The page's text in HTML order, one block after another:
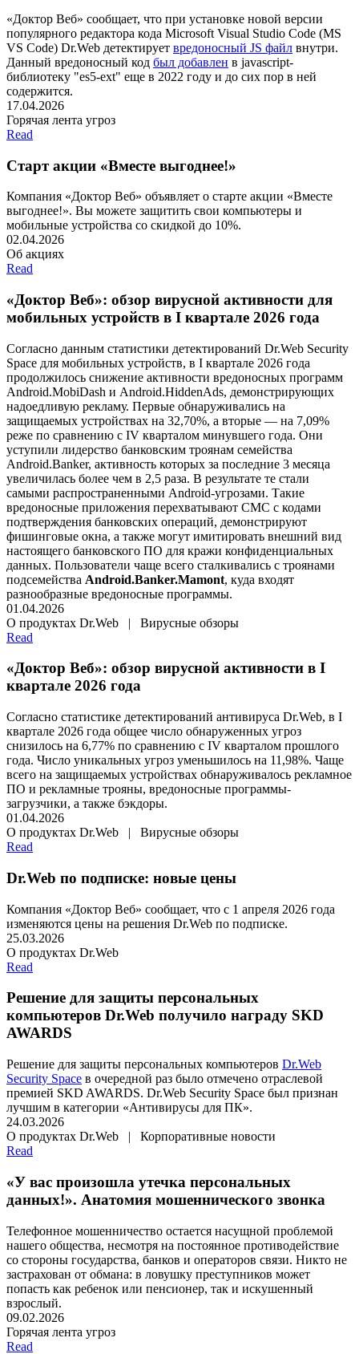
«Доктор Веб» сообщает, что при установке новой версии
популярного редактора кода Microsoft Visual Studio Code (MS
VS Code) Dr.Web детектирует вредоносный JS файл внутри.
Данный вредоносный код был добавлен в javascript-
библиотеку "es5-ext" еще в 2022 году и до сих пор в ней
содержится.
17.04.2026
Горячая лента угроз
Read
Старт акции «Вместе выгоднее!»
Компания «Доктор Веб» объявляет о старте акции «Вместе
выгоднее!». Вы можете защитить свои компьютеры и
мобильные устройства со скидкой до 10%.
02.04.2026
Об акциях
Read
«Доктор Веб»: обзор вирусной активности для
мобильных устройств в I квартале 2026 года
Согласно данным статистики детектирований Dr.Web Security
Space для мобильных устройств, в I квартале 2026 года
продолжилось снижение активности вредоносных программ
Android.MobiDash и Android.HiddenAds, демонстрирующих
надоедливую рекламу. Первые обнаруживались на
защищаемых устройствах на 32,70%, а вторые — на 7,09%
реже по сравнению с IV кварталом минувшего года. Они
уступили лидерство банковским троянам семейства
Android.Banker, активность которых за последние 3 месяца
увеличилась более чем в 2,5 раза. В результате те стали
самыми распространенными Android-угрозами. Такие
вредоносные приложения перехватывают СМС с кодами
подтверждения банковских операций, демонстрируют
фишинговые окна, а также могут имитировать внешний вид
настоящего банковского ПО для кражи конфиденциальных
данных. Пользователи чаще всего сталкивались с троянами
подсемейства Android.Banker.Mamont, куда входят
разнообразные вредоносные программы.
01.04.2026
О продуктах Dr.Web | Вирусные обзоры
Read
«Доктор Веб»: обзор вирусной активности в I
квартале 2026 года
Согласно статистике детектирований антивируса Dr.Web, в I
квартале 2026 года общее число обнаруженных угроз
снизилось на 6,77% по сравнению с IV кварталом прошлого
года. Число уникальных угроз уменьшилось на 11,98%. Чаще
всего на защищаемых устройствах обнаруживалось рекламное
ПО и рекламные трояны, вредоносные программы-
загрузчики, а также бэкдоры.
01.04.2026
О продуктах Dr.Web | Вирусные обзоры
Read
Dr.Web по подписке: новые цены
Компания «Доктор Веб» сообщает, что с 1 апреля 2026 года
изменяются цены на решения Dr.Web по подписке.
25.03.2026
О продуктах Dr.Web
Read
Решение для защиты персональных
компьютеров Dr.Web получило награду SKD
AWARDS
Решение для защиты персональных компьютеров Dr.Web
Security Space в очередной раз было отмечено отраслевой
премией SKD AWARDS. Dr.Web Security Space был признан
лучшим в категории «Антивирусы для ПК».
24.03.2026
О продуктах Dr.Web | Корпоративные новости
Read
«У вас произошла утечка персональных
данных!». Анатомия мошеннического звонка
Телефонное мошенничество остается насущной проблемой
нашего общества, несмотря на постоянное противодействие
со стороны государства, банков и операторов связи. Никто не
застрахован от обмана: в ловушку преступников может
попасть как ребенок или пенсионер, так и искушенный
взрослый.
09.02.2026
Горячая лента угроз
Read